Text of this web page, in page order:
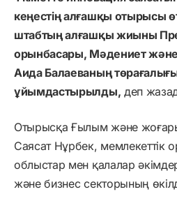
кеңестің алғашқы отырысы
штабтың алғашқы жиыны
орынбасары, Мәдениет және
Аида Балаеваның
ұйымдастырылды, деп
Отырысқа Ғылым және жоғары
Саясат Нұрбек, мемлекеттік
облыстар мен қалалар
және бизнес секторының